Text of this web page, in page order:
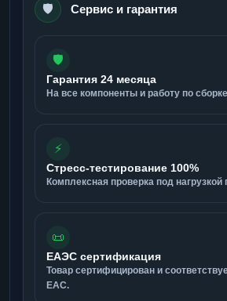
🛡️ Сервис и гарантия
🛡️
Гарантия 24 месяца
На все компоненты и работу по
⚡
Стресс-тестирование 100%
Комплексная проверка под нагрузкой
📜
ЕАЭС сертификация
Товар сертифицирован и
ЕАС.